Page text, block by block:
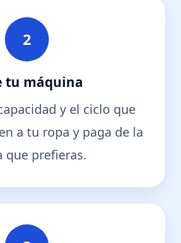
2
tu máquina
y el ciclo que
a tu ropa y paga de la
que prefieras.